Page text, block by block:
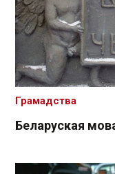
Беларуская
Грамадства